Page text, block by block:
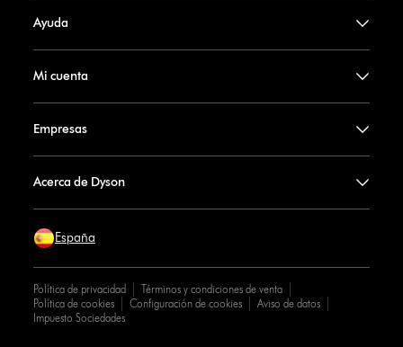
Ayuda
Mi cuenta
Empresas
Acerca de Dyson
España
Política de privacidad
Términos y condiciones de venta
Política de cookies
Configuración de cookies
Aviso de datos
Impuesto Sociedades